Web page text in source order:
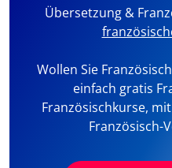
Übersetzung &
Wollen Sie
einfach gratis
Französischkurse,
Französisch-